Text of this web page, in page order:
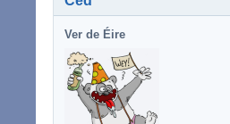
Ver de Éire